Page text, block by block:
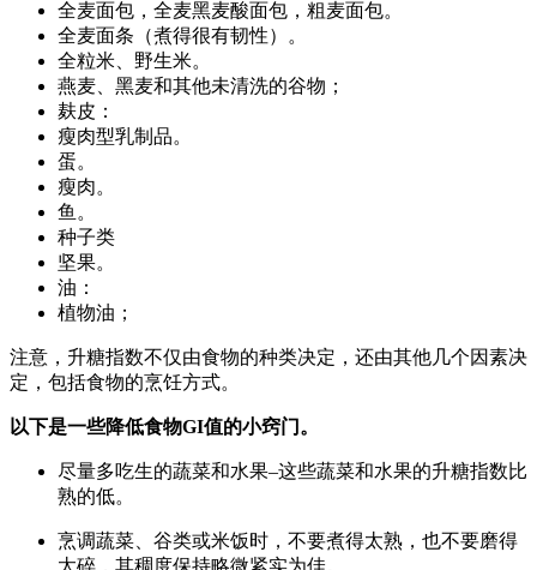
全麦面包，全麦黑麦酸面包，粗麦面包。
全麦面条（煮得很有韧性）。
全粒米、野生米。
燕麦、黑麦和其他未清洗的谷物；
麸皮：
瘦肉型乳制品。
蛋。
瘦肉。
鱼。
种子类
坚果。
油：
植物油；
注意，升糖指数不仅由食物的种类决定，还由其他几个因素决
定，包括食物的烹饪方式。
以下是一些降低食物GI值的小窍门。
尽量多吃生的蔬菜和水果–这些蔬菜和水果的升糖指数比
熟的低。
烹调蔬菜、谷类或米饭时，不要煮得太熟，也不要磨得